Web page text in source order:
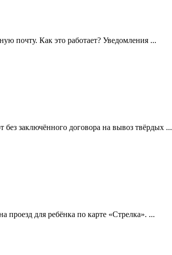
почту. Как это работает? Уведомления ...
заключённого договора на вывоз твёрдых ...
проезд для ребёнка по карте «Стрелка». ...